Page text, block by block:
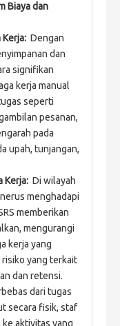
Biaya dan
Kerja: Dengan
dan
signifikan
kerja manual
seperti
pesanan,
pada
upah, tunjangan,
Kerja: Di wilayah
menghadapi
memberikan
mengurangi
kerja yang
yang terkait
dan retensi.
dari tugas
secara fisik, staf
aktivitas yang